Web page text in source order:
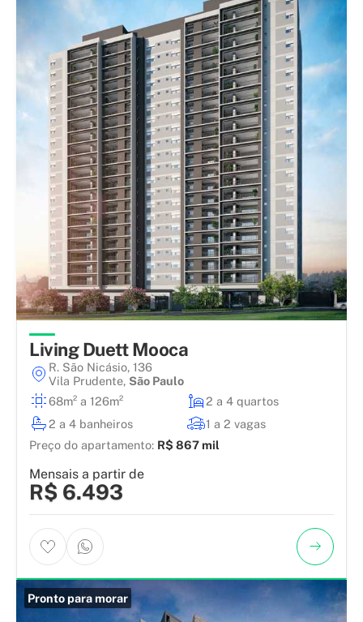
Living Duett Mooca
R. São Nicásio, 136
Vila Prudente, São Paulo
68m² a 126m²
2 a 4 quartos
2 a 4 banheiros
1 a 2 vagas
Preço do apartamento: R$ 867 mil
Mensais a partir de
R$ 6.493
Pronto para morar